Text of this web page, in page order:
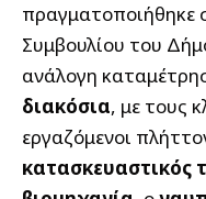
πραγματοποιήθηκε
Συμβουλίου του
ανάλογη
διακόσια, με τους
εργαζόμενοι
κατασκευαστικός